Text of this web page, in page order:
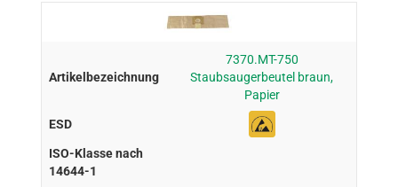
7370.MT-750
Staubsaugerbeutel braun,
Papier